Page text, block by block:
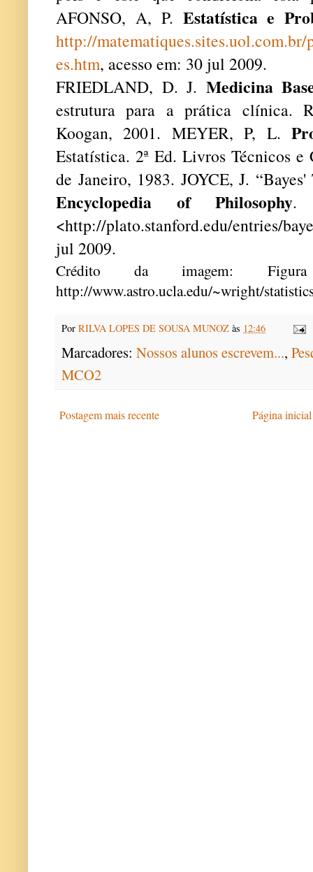
AFONSO, A, P. Estatística e
http://
es.htm, acesso em: 30 jul 2009.
FRIEDLAND, D. J. Medicina
estrutura para a prática clínica.
Koogan, 2001. MEYER, P, L.
Estatística. 2ª Ed. Livros Técnicos
de Janeiro, 1983. JOYCE, J. “Bayes'
Encyclopedia of Philosophy.
<http://plato.stanford.edu/entries/
jul 2009.
Crédito da imagem:
http://www.astro.ucla.edu/~wright/
Por RILVA LOPES DE SOUSA MUNOZ às 12:46
Marcadores: Nossos alunos escrevem...,
MCO2
Postagem mais recente Página inicial